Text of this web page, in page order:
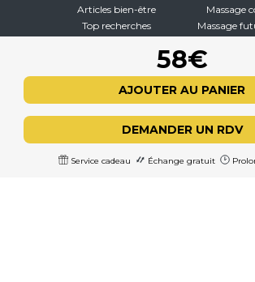
58€
AJOUTER AU PANIER
DEMANDER UN RDV
Service cadeau Échange gratuit
Articles bien-être
Top recherches
Massage
Massage
À PROPOS
CGV - CGU
Mentions légales
Politique de confidentialité